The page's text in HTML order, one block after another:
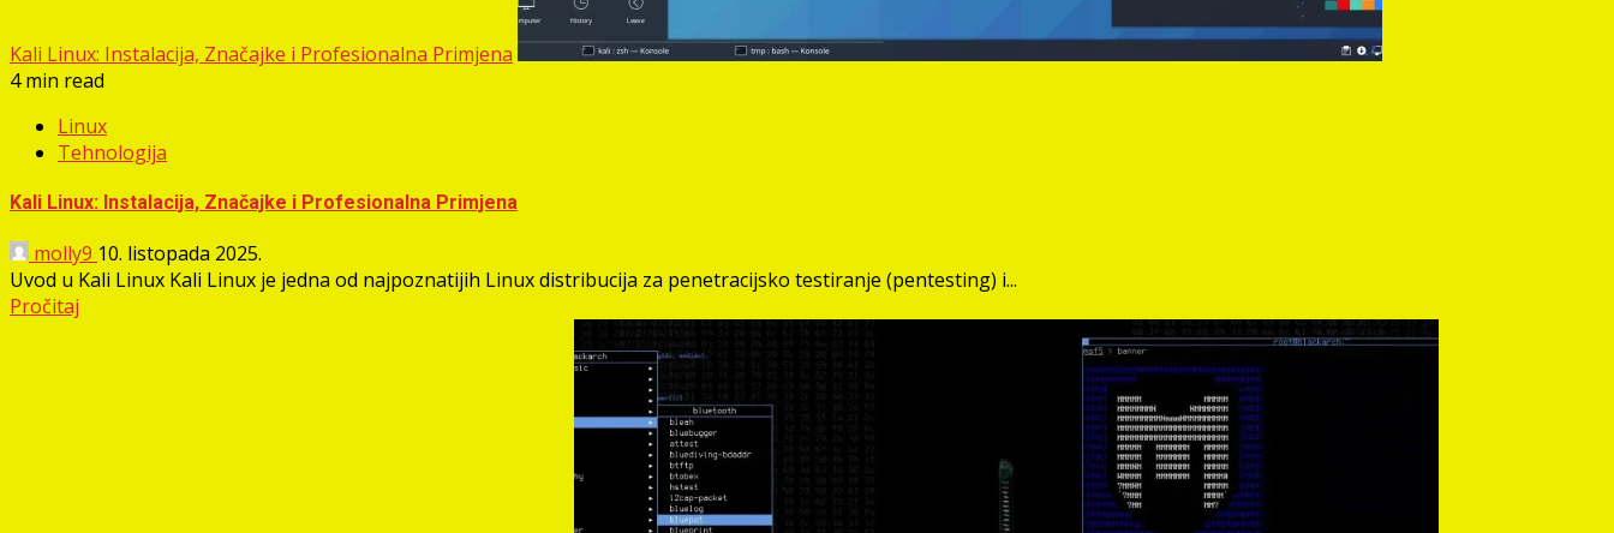
Kali Linux: Instalacija, Značajke i Profesionalna Primjena
4 min read
Linux
Tehnologija
Kali Linux: Instalacija, Značajke i Profesionalna Primjena
molly9 10. listopada 2025.
Uvod u Kali Linux Kali Linux je jedna od najpoznatijih Linux distribucija za penetracijsko testiranje (pentesting) i...
Pročitaj